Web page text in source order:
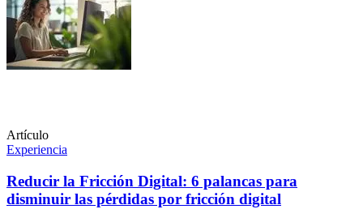
Artículo
Experiencia
Reducir la Fricción Digital: 6 palancas para
disminuir las pérdidas por fricción digital